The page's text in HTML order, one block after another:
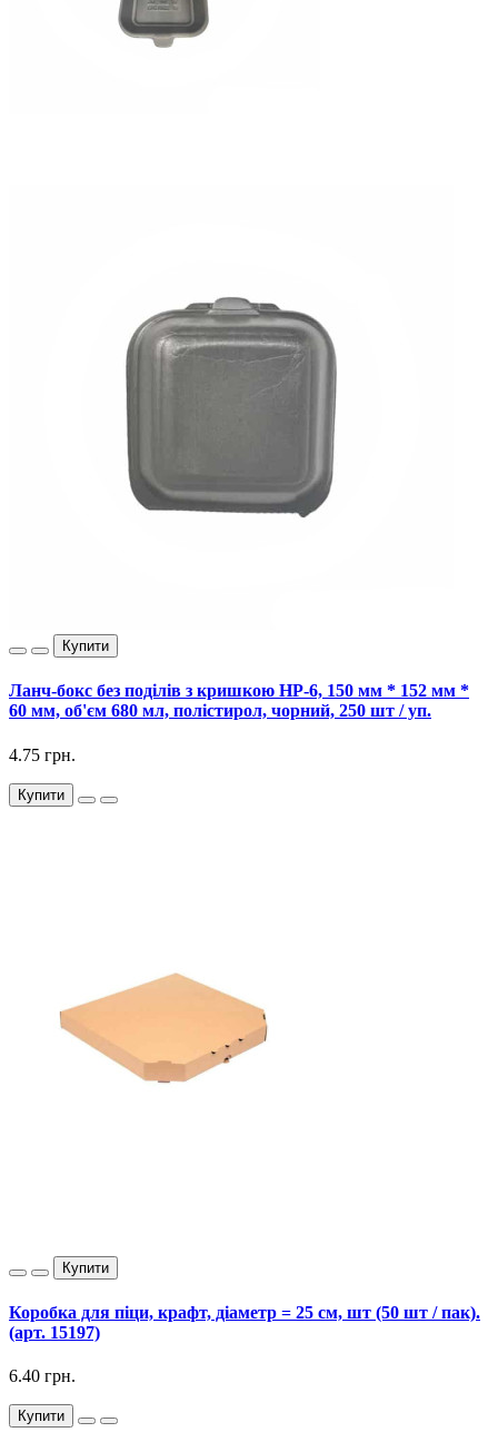
Купити
Ланч-бокс без поділів з кришкою HP-6, 150 мм * 152 мм *
60 мм, об'єм 680 мл, полістирол, чорний, 250 шт / уп.
4.75 грн.
Купити
Купити
Коробка для піци, крафт, діаметр = 25 см, шт (50 шт / пак).
(арт. 15197)
6.40 грн.
Купити